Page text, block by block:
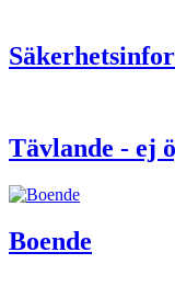
Tävlande - ej
Boende